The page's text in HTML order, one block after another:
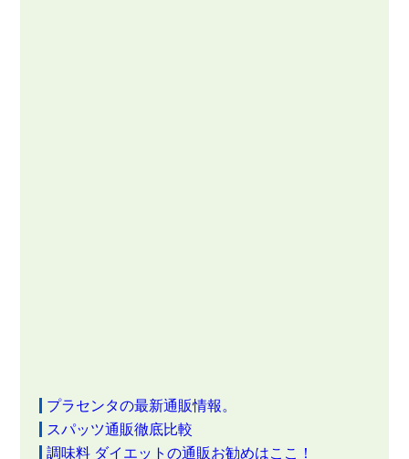
プラセンタの最新通販情報。
スパッツ通販徹底比較
調味料 ダイエットの通販お勧めはここ！